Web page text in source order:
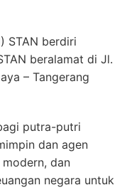
STAN berdiri
beralamat di Jl.
– Tangerang
putra-putri
dan agen
dan
negara untuk